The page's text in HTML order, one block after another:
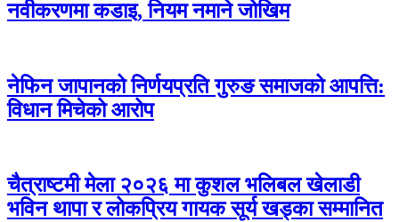
नवीकरणमा कडाइ, नियम नमाने जोखिम
नेफिन जापानको निर्णयप्रति गुरुङ समाजको आपत्ति:
विधान मिचेको आरोप
चैत्राष्टमी मेला २०२६ मा कुशल भलिबल खेलाडी
भविन थापा र लोकप्रिय गायक सूर्य खड्का सम्मानित